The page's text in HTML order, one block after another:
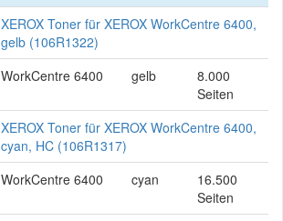
XEROX Toner für XEROX WorkCentre 6400,
gelb (106R1322)
WorkCentre 6400
gelb
8.000
Seiten
XEROX Toner für XEROX WorkCentre 6400,
cyan, HC (106R1317)
WorkCentre 6400
cyan
16.500
Seiten